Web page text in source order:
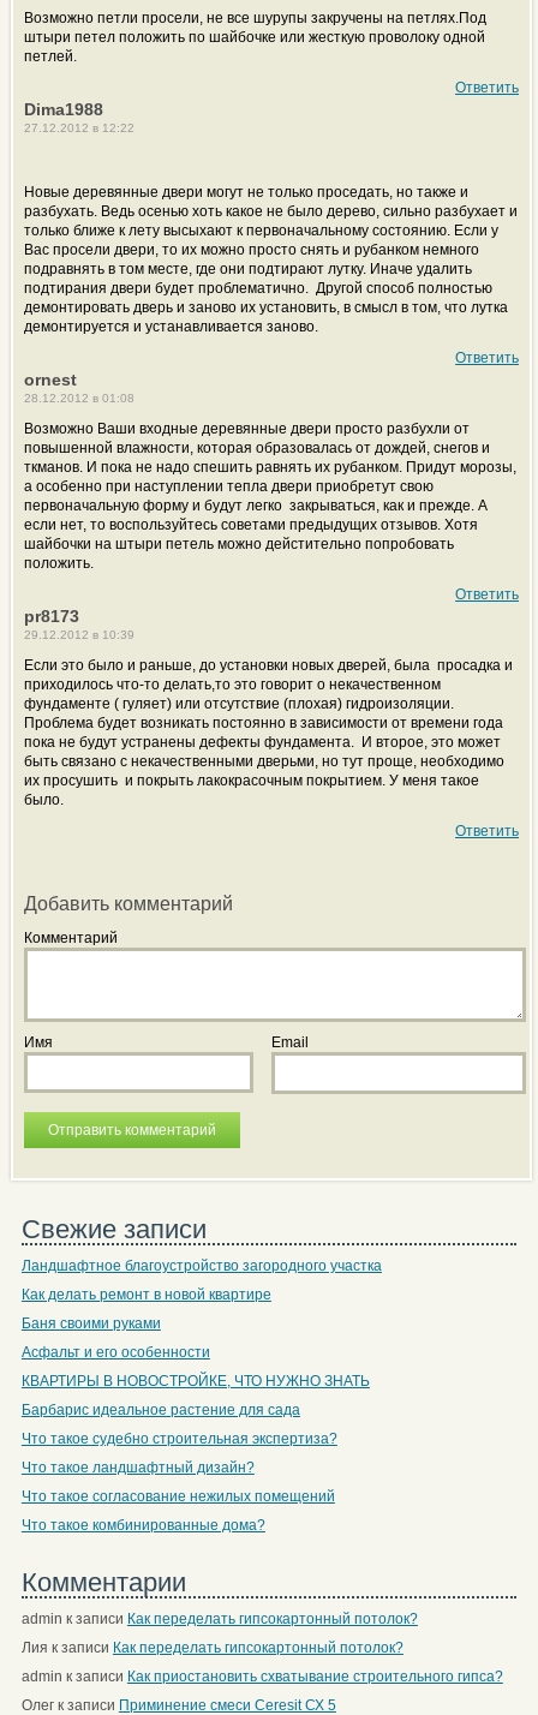
Возможно петли просели, не все шурупы закручены на петлях.Под
штыри петел положить по шайбочке или жесткую проволоку одной
петлей.
Ответить
Dima1988
27.12.2012 в 12:22
Новые деревянные двери могут не только проседать, но также и
разбухать. Ведь осенью хоть какое не было дерево, сильно разбухает и
только ближе к лету высыхают к первоначальному состоянию. Если у
Вас просели двери, то их можно просто снять и рубанком немного
подравнять в том месте, где они подтирают лутку. Иначе удалить
подтирания двери будет проблематично. Другой способ полностью
демонтировать дверь и заново их установить, в смысл в том, что лутка
демонтируется и устанавливается заново.
Ответить
ornest
28.12.2012 в 01:08
Возможно Ваши входные деревянные двери просто разбухли от
повышенной влажности, которая образовалась от дождей, снегов и
ткманов. И пока не надо спешить равнять их рубанком. Придут морозы,
а особенно при наступлении тепла двери приобретут свою
первоначальную форму и будут легко закрываться, как и прежде. А
если нет, то воспользуйтесь советами предыдущих отзывов. Хотя
шайбочки на штыри петель можно дейстительно попробовать
положить.
Ответить
pr8173
29.12.2012 в 10:39
Если это было и раньше, до установки новых дверей, была просадка и
приходилось что-то делать,то это говорит о некачественном
фундаменте ( гуляет) или отсутствие (плохая) гидроизоляции.
Проблема будет возникать постоянно в зависимости от времени года
пока не будут устранены дефекты фундамента. И второе, это может
быть связано с некачественными дверьми, но тут проще, необходимо
их просушить и покрыть лакокрасочным покрытием. У меня такое
было.
Ответить
Добавить комментарий
Комментарий
Имя Email
Свежие записи
Ландшафтное благоустройство загородного участка
Как делать ремонт в новой квартире
Баня своими руками
Асфальт и его особенности
КВАРТИРЫ В НОВОСТРОЙКЕ, ЧТО НУЖНО ЗНАТЬ
Барбарис идеальное растение для сада
Что такое судебно строительная экспертиза?
Что такое ландшафтный дизайн?
Что такое согласование нежилых помещений
Что такое комбинированные дома?
Комментарии
admin к записи Как переделать гипсокартонный потолок?
Лия к записи Как переделать гипсокартонный потолок?
admin к записи Как приостановить схватывание строительного гипса?
Олегк записи Приминение смеси Ceresit СХ 5